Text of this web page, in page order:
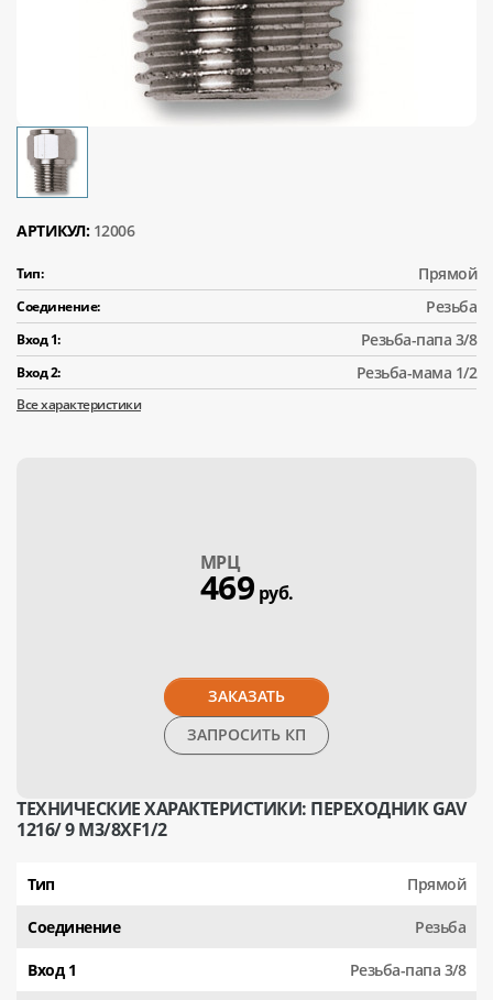
АРТИКУЛ: 12006
Тип: Прямой
Соединение: Резьба
Вход 1: Резьба-папа 3/8
Вход 2: Резьба-мама 1/2
Все характеристики
МPЦ
469 руб.
ЗАКАЗАТЬ
ЗАПРОСИТЬ КП
ТЕХНИЧЕСКИЕ ХАРАКТЕРИСТИКИ: ПЕРЕХОДНИК GAV
1216/ 9 М3/8XF1/2
Тип Прямой
Соединение Резьба
Вход 1 Резьба-папа 3/8